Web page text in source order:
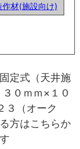
作材(施設向け)
定式（天井施
０ｍｍ×１０
３（オーク
方はこちらか